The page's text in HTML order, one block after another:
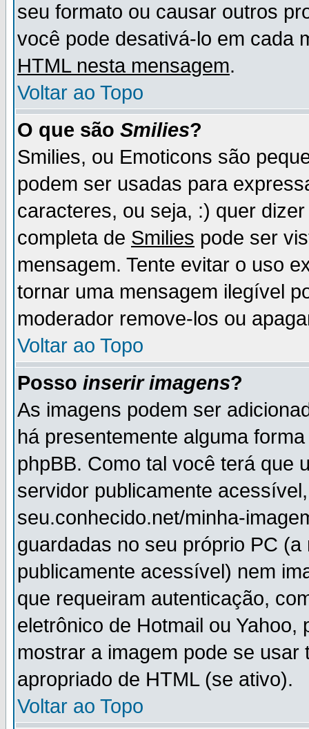
seu formato ou causar outros
você pode desativá-lo em cada
HTML nesta mensagem.
Voltar ao Topo
O que são Smilies?
Smilies, ou Emoticons são
podem ser usadas para
caracteres, ou seja, :) quer
completa de Smilies pode ser
mensagem. Tente evitar o uso
tornar uma mensagem ilegível
moderador remove-los ou
Voltar ao Topo
Posso inserir imagens?
As imagens podem ser
há presentemente alguma
phpBB. Como tal você terá que
servidor publicamente
seu.conhecido.net/minha-
guardadas no seu próprio PC
publicamente acessível) nem
que requeiram autenticação,
eletrônico de Hotmail ou
mostrar a imagem pode se
apropriado de HTML (se ativo).
Voltar ao Topo